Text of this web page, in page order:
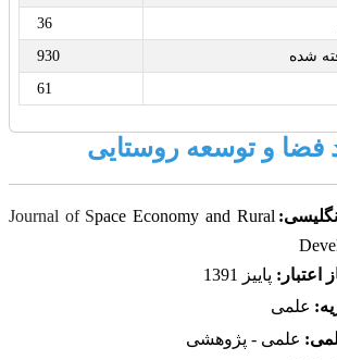
36
شده
930
61
فضا و توسعه روستایی
Journal of Space Economy and Rural
اعتبار: پاییز
1391
علمی
علمی - پژوهشی